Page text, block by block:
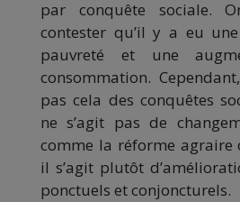
par conquête sociale.
contester qu’il y a eu
pauvreté et une
consommation.
pas cela des conquêtes
ne s’agit pas de
comme la réforme agraire
il s’agit plutôt
ponctuels et conjoncturels.